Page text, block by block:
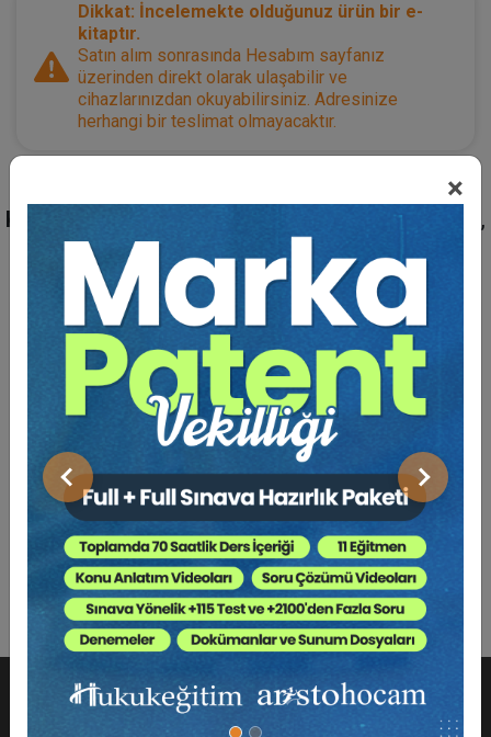
×
Önceki Sonraki
Dikkat: İncelemekte olduğunuz ürün bir e-
kitaptır.
Satın alım sonrasında Hesabım sayfanız
üzerinden direkt olarak ulaşabilir ve
cihazlarınızdan okuyabilirsiniz. Adresinize
herhangi bir teslimat olmayacaktır.
Kategoriler: Sınav Kitapları ,
Anayasa Hukuku
Açıklama Yazar
Bu Kitap İçin Kaç Ağaç
Kesiliyor ?
En Güncel Sorular, 2017 Anayasa Değişikliği, ÖSYM Baz
Alınarak Hazırlanmış Soru Bankası, Ortaöğretim, Ön
Lisans, Lisans...